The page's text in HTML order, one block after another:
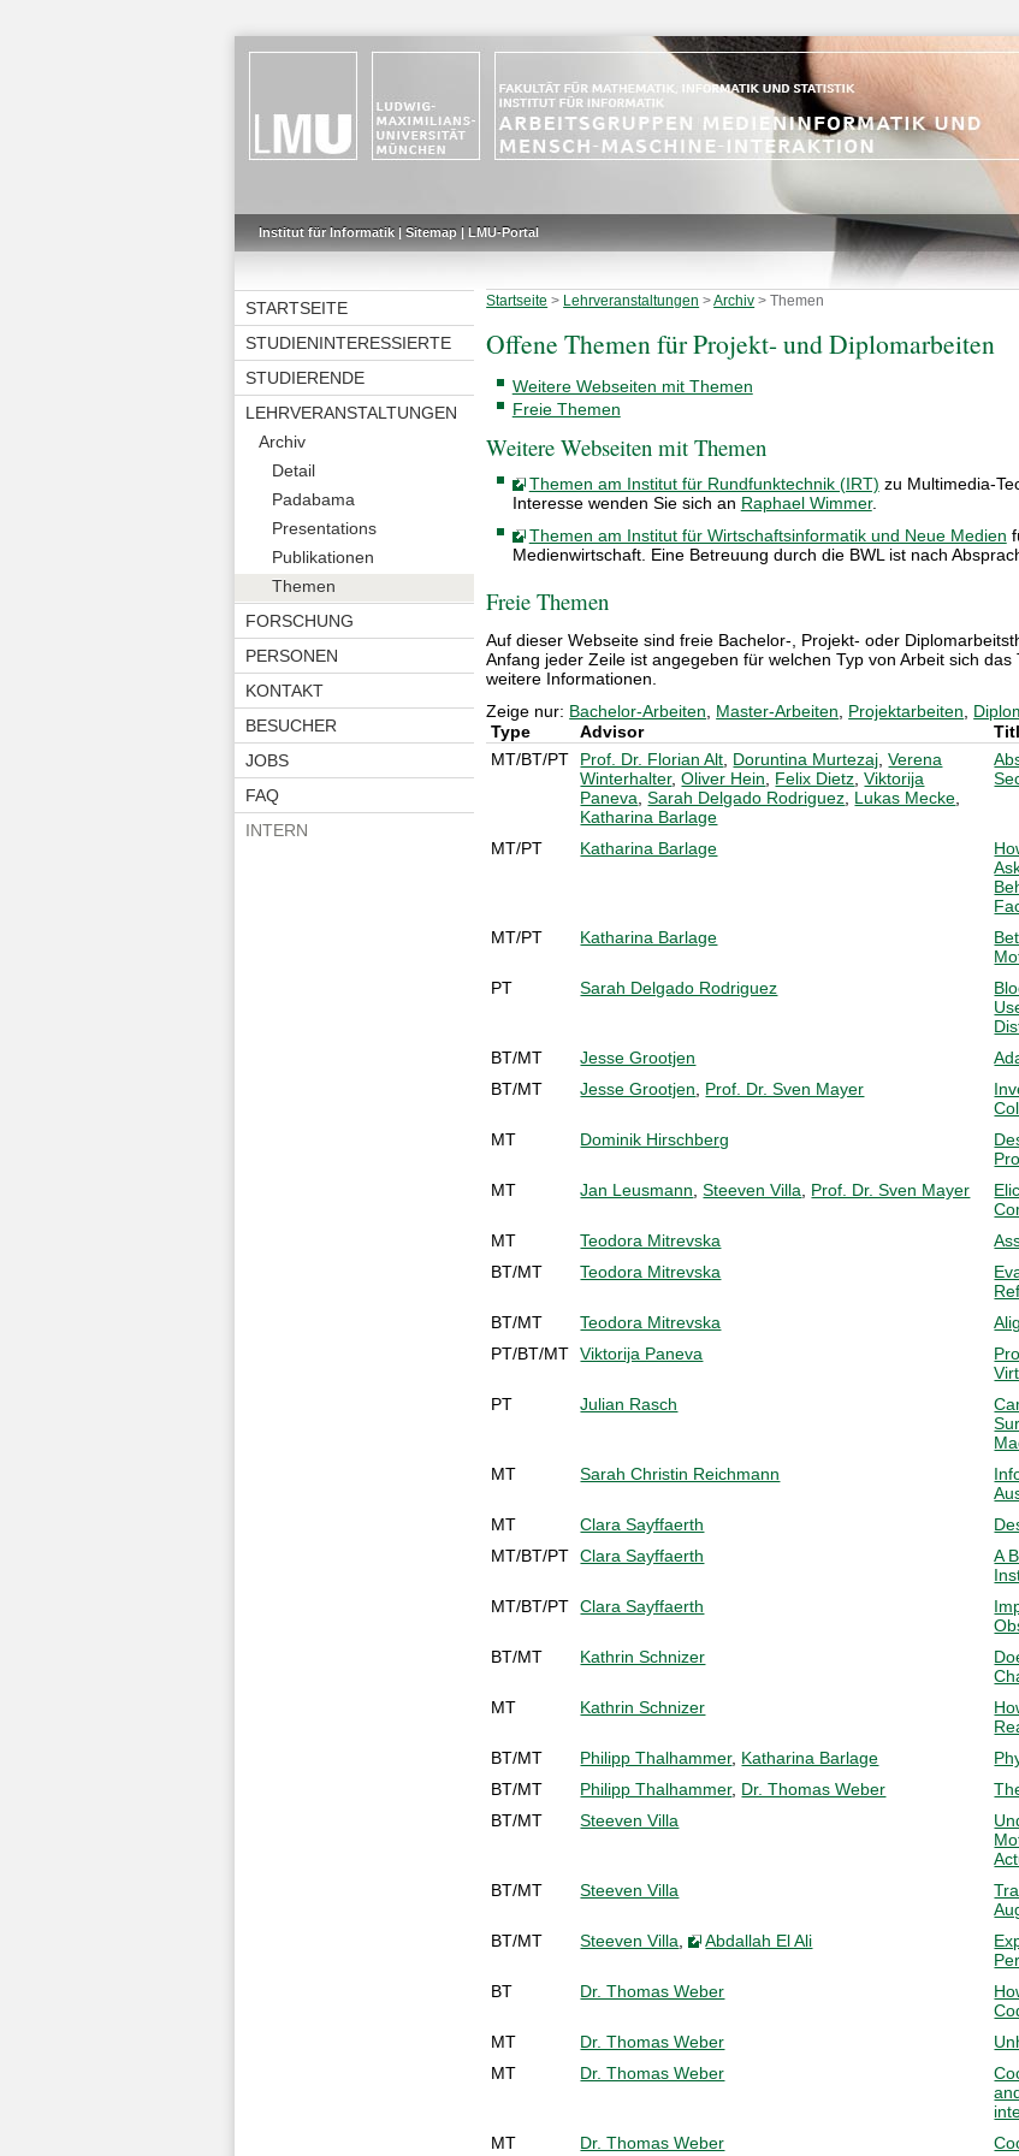
Institut für Informatik| Sitemap| LMU-Portal
STARTSEITE
STUDIENINTERESSIERTE
STUDIERENDE
LEHRVERANSTALTUNGEN
Archiv
Detail
Padabama
Presentations
Publikationen
Themen
FORSCHUNG
PERSONEN
KONTAKT
BESUCHER
JOBS
FAQ
INTERN
Startseite > Lehrveranstaltungen >Archiv > Themen
Offene Themen für Projekt- und Diplomarbeiten
Weitere Webseiten mit Themen
Freie Themen
Weitere Webseiten mit Themen
Themen am Institut für Rundfunktechnik (IRT) zu Multimedia-
Interesse wenden Sie sich an Raphael Wimmer.
Themen am Institut für Wirtschaftsinformatik und Neue Medien
Medienwirtschaft. Eine Betreuung durch die BWL ist nach
Freie Themen
Auf dieser Webseite sind freie Bachelor-, Projekt- oder
Anfang jeder Zeile ist angegeben für welchen Typ von Arbeit sich
weitere Informationen.
Zeige nur: Bachelor-Arbeiten Master-Arbeiten Projektarbeiten
Type
Advisor
MT/BT/PT Prof. Dr. Florian Alt Doruntina Murtezaj ,Verena
Winterhalter,Oliver Hein Felix Dietz ,Viktorija
Paneva ,Sarah Delgado Rodriguez Lukas Mecke
Katharina Barlage
MT/PT Katharina Barlage
MT/PT
Katharina Barlage
PT
Sarah Delgado Rodriguez
BT/MT
Jesse Grootjen
BT/MT
Jesse Grootjen Prof. Dr. Sven Mayer
MT
Dominik Hirschberg
MT
Jan Leusmann ,Steeven Villa Prof. Dr. Sven Mayer
MT
Teodora Mitrevska
BT/MT
Teodora Mitrevska
BT/MT
Teodora Mitrevska
PT/BT/MT Viktorija Paneva
PT
Julian Rasch
MT
Sarah Christin Reichmann
MT
Clara Sayffaerth
MT/BT/PT Clara Sayffaerth
A
MT/BT/PT Clara Sayffaerth
BT/MT
Kathrin Schnizer
MT
Kathrin Schnizer
BT/MT
Philipp Thalhammer, Katharina Barlage
BT/MT
Philipp Thalhammer, Dr. Thomas Weber
BT/MT
Steeven Villa
BT/MT
Steeven Villa
BT/MT
Steeven Villa , Abdallah El Ali
BT
Dr. Thomas Weber
MT
Dr. Thomas Weber
MT
Dr. Thomas Weber
MT
Dr. Thomas Weber